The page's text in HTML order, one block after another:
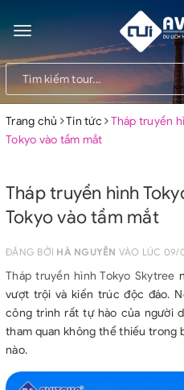
Toggle
navigation
Trang chủ Tin tức
Tháp truyền
Tokyo vào tầm mắt
Tháp truyền hình
Tokyo vào tầm mắt
ĐĂNG BỞI HÀ NGUYỄN VÀO LÚC 09/
Tháp truyền hình Tokyo Skytree
vượt trội và kiến ​​trúc độc đáo.
công trình rất tự hào của người
tham quan không thể thiếu trong
nào.